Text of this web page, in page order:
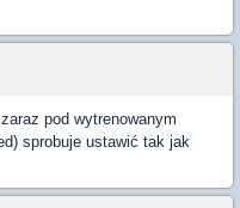
pod wytrenowanym
sprobuje ustawić tak jak